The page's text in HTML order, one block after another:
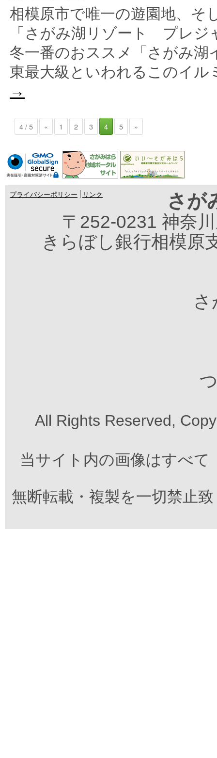
相模原市で唯一の遊園地、そ
「さがみ湖リゾート プレジ
冬一番のおススメ「さがみ
東最大級といわれるこのイ
→
4 / 5 « 1 2 3 4 5 »
プライバシーポリシー リンク さが
〒252-0231 神奈
きらぼし銀行相模原
All Rights Reserved,
当サイト内の画像はすべ
無断転載・複製を一切禁止